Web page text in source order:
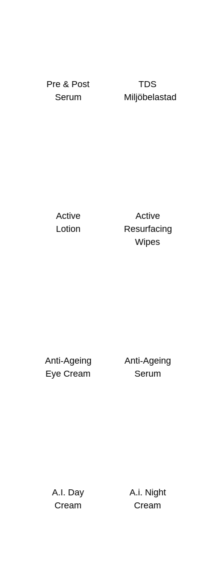
Pre & Post
Serum
TDS
Miljöbelastad
Active
Lotion
Active
Resurfacing
Wipes
Anti-Ageing
Eye Cream
Anti-Ageing
Serum
A.I. Day
Cream
A.i. Night
Cream